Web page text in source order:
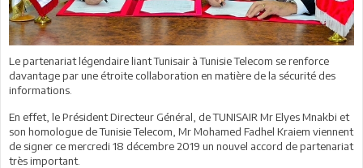
Le partenariat légendaire liant Tunisair à Tunisie Telecom se renforce
davantage par une étroite collaboration en matière de la sécurité des
informations.
En effet, le Président Directeur Général, de TUNISAIR Mr Elyes Mnakbi et
son homologue de Tunisie Telecom, Mr Mohamed Fadhel Kraiem viennent
de signer ce mercredi 18 décembre 2019 un nouvel accord de partenariat
très important.